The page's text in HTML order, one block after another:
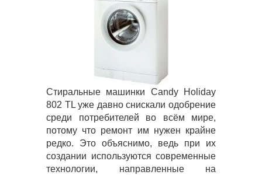
Стиральные машинки Candy Holiday
802 TL уже давно снискали одобрение
среди потребителей во всём мире,
потому что ремонт им нужен крайне
редко. Это объяснимо, ведь при их
создании используются современные
технологии, направленные на